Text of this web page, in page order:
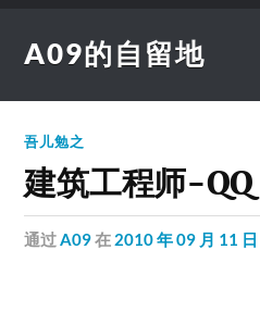
A09的自留地
吾儿勉之
建筑工程师-QQ
通过A09在 2010 年 09 月 11 日